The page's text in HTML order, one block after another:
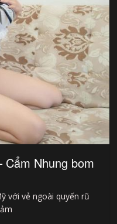
Cẩm Nhung bom
với vẻ ngoài quyến rũ